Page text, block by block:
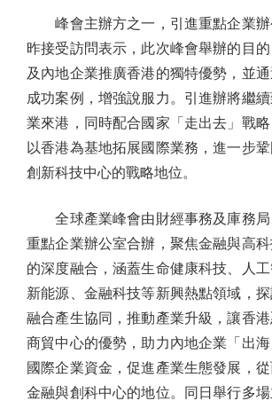
峰會主辦方之一，引進重點企業辦
昨接受訪問表示，此次峰會舉辦的目
及內地企業推廣香港的獨特優勢，並
成功案例，增強說服力。引進辦將繼
業來港，同時配合國家「走出去」戰
以香港為基地拓展國際業務，進一步
創新科技中心的戰略地位。
全球產業峰會由財經事務及庫務局
重點企業辦公室合辦，聚焦金融與高
的深度融合，涵蓋生命健康科技、人工
新能源、金融科技等新興熱點領域，
融合產生協同，推動產業升級，讓香
商貿中心的優勢，助力內地企業「出
國際企業資金，促進產業生態發展，
金融與創科中心的地位。同日舉行多